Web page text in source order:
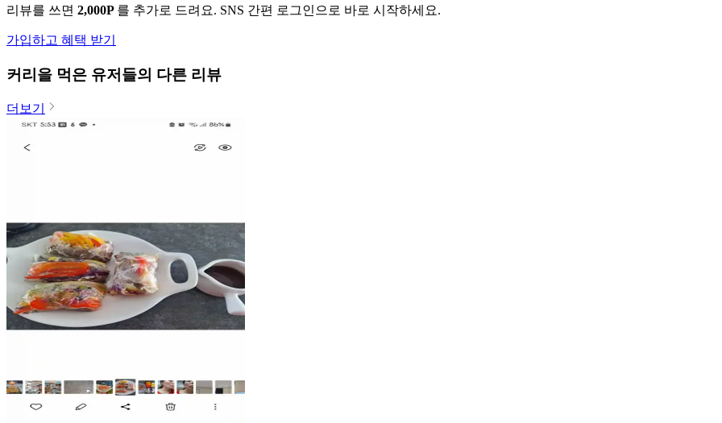
리뷰를 쓰면 2,000P 를 추가로 드려요. SNS 간편 로그인으로 바로 시작하세요.
가입하고 혜택 받기
커리 을 먹은 유저들의 다른 리뷰
더보기